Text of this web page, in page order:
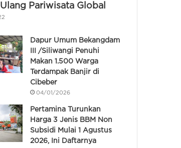
Pariwisata Global
Dapur Umum Bekangdam
III /Siliwangi Penuhi
Makan 1.500 Warga
Terdampak Banjir di
Cibeber
04/01/2026
Pertamina Turunkan
Harga 3 Jenis BBM Non
Subsidi Mulai 1 Agustus
2026, Ini Daftarnya